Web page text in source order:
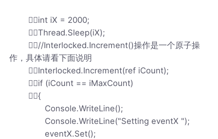
int iX = 2000;
Thread.Sleep(iX);
//Interlocked.Increment()操作是一个原子操
作，具体请看下面说明
Interlocked.Increment(ref iCount);
if (iCount == iMaxCount)
{
Console.WriteLine();
Console.WriteLine("Setting eventX ");
eventX.Set();